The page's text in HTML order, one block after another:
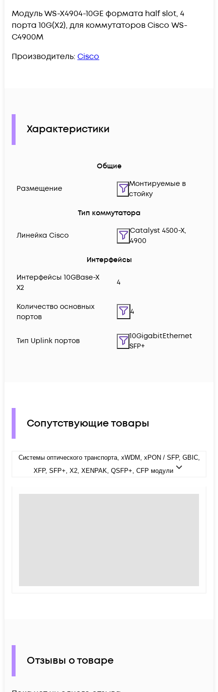
Модуль WS-X4904-10GE формата half slot, 4
порта 10G(X2), для коммутаторов Cisco WS-
C4900M
Производитель: Cisco
Характеристики
Общие
Размещение
Монтируемые в
стойку
Тип коммутатора
Линейка Cisco
Catalyst 4500-X,
4900
Интерфейсы
Интерфейсы 10GBase-X
X2
4
Количество основных
портов
4
Тип Uplink портов
10GigabitEthernet
SFP+
Сопутствующие товары
Системы оптического транспорта, xWDM, xPON / SFP, GBIC,
XFP, SFP+, X2, XENPAK, QSFP+, CFP модули
Отзывы о товаре